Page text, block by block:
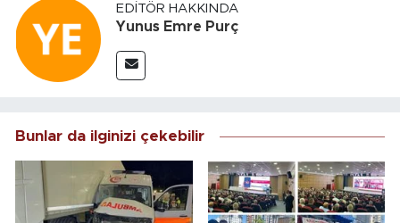
EDITÖR HAKKINDA
Yunus Emre Purç
Bunlar da ilginizi çekebilir